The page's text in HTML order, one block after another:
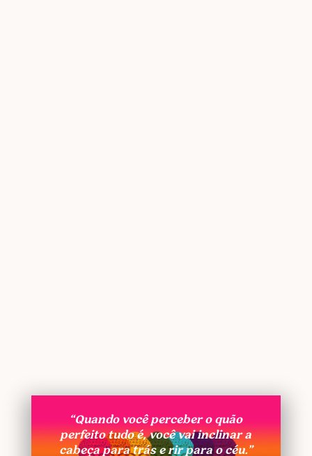
“Quando você perceber o quão
perfeito tudo é, você vai inclinar a
cabeça para trás e rir para o céu.”